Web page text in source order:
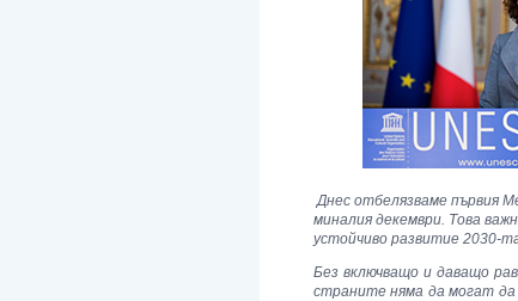
Днес отбелязваме първия
миналия декември. Това
устойчиво развитие 2030-
Без включващо и даващо
страните няма да могат да